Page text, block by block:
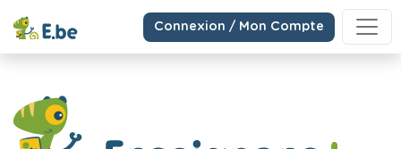
Connexion / Mon Compte